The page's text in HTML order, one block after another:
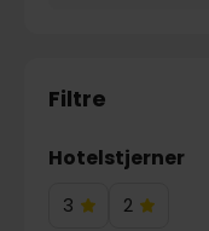
Filtre
Hotelstjerner
3
3
2
2